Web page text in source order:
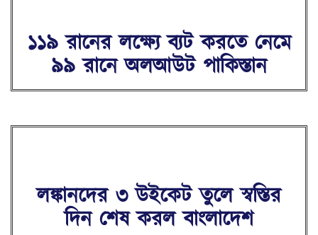
১১৯ রানের লক্ষ্যে ব্যট করতে নেমে
৯৯ রানে অলআউট পাকিস্তান
লঙ্কানদের ৩ উইকেট তুলে স্বস্তির
দিন শেষ করল বাংলাদেশ